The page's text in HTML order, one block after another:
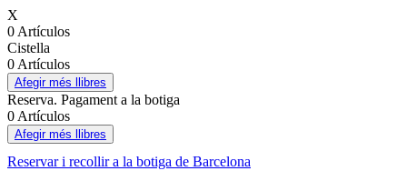
X
0 Artículos
Cistella
0 Artículos
Afegir més llibres
Reserva. Pagament a la botiga
0 Artículos
Afegir més llibres
Reservar i recollir a la botiga de Barcelona